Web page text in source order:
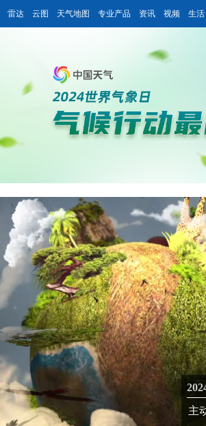
雷达 云图 天气地图 专业产品 资讯 视频 生活
主